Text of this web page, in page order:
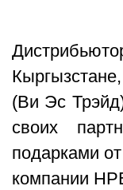
(Ви Эс
своих
подарками
компании